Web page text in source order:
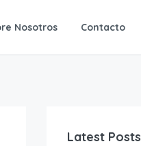
Nosotros Contacto
Latest Posts